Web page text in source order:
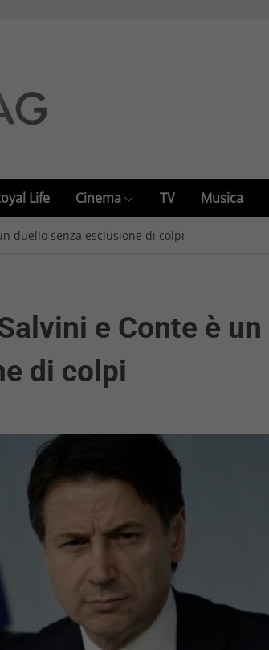
Life Cinema TV Musica
duello senza esclusione di colpi
e Conte è un
di colpi